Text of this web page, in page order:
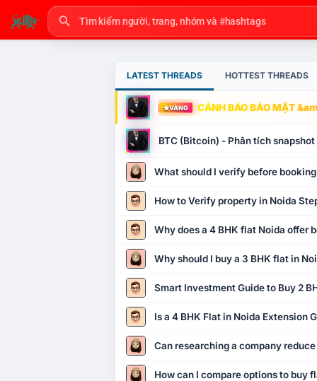
LATEST THREADS HOTTEST THREADS
VÀNG CẢNH BÁO BẢO MẬT
BTC (Bitcoin) - Phân tích
What should I verify before
How to Verify property in Noida
Why does a 4 BHK flat Noida offer
Why should I buy a 3 BHK flat in
Smart Investment Guide to Buy 2
Is a 4 BHK Flat in Noida Extension
Can researching a company
How can I compare options to buy